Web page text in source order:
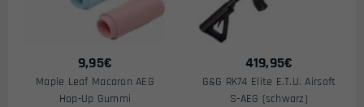
9,95€
Maple Leaf Macaron AEG
Hop-Up Gummi
419,95€
G&G RK74 Elite E.T.U. Airsoft
S-AEG (schwarz)